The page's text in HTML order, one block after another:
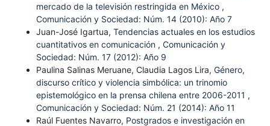
mercado de la televisión restringida en México ,
Comunicación y Sociedad: Núm. 14 (2010): Año 7
Juan-José Igartua, Tendencias actuales en los estudios
cuantitativos en comunicación , Comunicación y
Sociedad: Núm. 17 (2012): Año 9
Paulina Salinas Meruane, Claudia Lagos Lira, Género,
discurso crítico y violencia simbólica: un trinomio
epistemológico en la prensa chilena entre 2006-2011 ,
Comunicación y Sociedad: Núm. 21 (2014): Año 11
Raúl Fuentes Navarro, Postgrados e investigación en